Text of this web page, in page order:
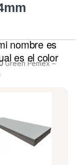
Green Pemex –